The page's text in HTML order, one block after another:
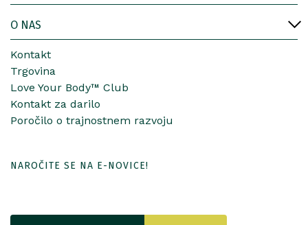
O NAS
Kontakt
Trgovina
Love Your Body™ Club
Kontakt za darilo
Poročilo o trajnostnem razvoju
NAROČITE SE NA E-NOVICE!